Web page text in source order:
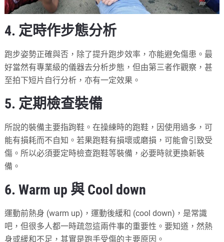
4. 定時作步態分析
跑步姿勢正確與否，除了提升跑步效率，亦能避免傷患。最
好當然有專業級的儀器去分析步態，但由第三者作觀察，甚
至拍下短片自行分析，亦有一定效果。
5. 定期檢查裝備
所說的裝備主要指跔鞋。在操練時的跑鞋，因使用過多，可
能有損耗而不自知。若果跑鞋有損壞或磨損，可能會引致受
傷。所以必須要定時檢查跑鞋等裝備，必要時就更換新裝
備。
6. Warm up 與 Cool down
運動前熱身 (warm up)，運動後緩和 (cool down)，是常識
吧，但很多人都一時疏忽這兩件事的重要性。要知道，然熱
身或緩和不足，其實是跑手受傷的主要原因。